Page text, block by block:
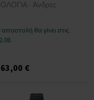
- Άνδρες
θα γίνει στις
€